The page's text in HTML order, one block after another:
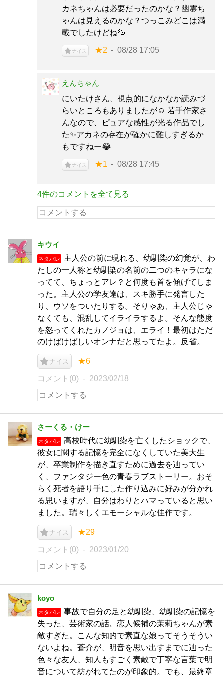
カネちゃんは必要だったのかな？幽霊ち
ゃんは見えるのかな？つっこみどこは満
載でしたけどね💦
ナイス ★2 08/28 17:05
えんちゃん
にいたけさん、視点的になかなか読みづ
らいところもありましたが☺️ 若手作家さ
んなので、ピュアな感性が光る作品でし
た✨️アカネの存在が確かに難しすぎるか
もですねー😂
ナイス ★1 08/28 17:45
4件のコメントを全て見る
キウイ
ネタバレ
主人公の前に現れる、幼馴染の幻覚が、わ
たしの一人称と幼馴染の名前の二つのキャラにな
ってて、ちょっとアレ？と何度も首を傾げてしま
った。主人公の学友達は、スキ勝手に発言した
り、ウソをついたりする。そりゃあ、主人公じゃ
なくても、混乱してイライラするよ。そんな態度
を怒ってくれたカノジョは、エライ！最初はただ
のけばけばしいオンナだと思ってたよ。反省。
ナイス ★6
コメント(0) 2023/02/18
さーくる・けー
ネタバレ
高校時代に幼馴染を亡くしたショックで、
彼女に関する記憶を完全になくしていた美大生
が、卒業制作を描き直すために過去を辿ってい
く、ファンタジー色の青春ラブストーリー。おそ
らく死者を語り手にした作り込みに好みが分かれ
る思いますが、自分はわりとハマっていると思い
ました。瑞々しくエモーシャルな佳作です。
ナイス ★29
コメント(0) 2023/01/20
koyo
ネタバレ
事故で自分の足と幼馴染、幼馴染の記憶を
失った、芸術家の話。恋人候補の茉莉ちゃんが素
敵すぎた。こんな知的で素直な娘ってそうそうい
ないよね。蒼介が、明音を思い出すまでに辿った
色々な友人、知人もすごく素敵で丁寧な言葉で明
音について紡がれてたのが印象的。でも、最終章